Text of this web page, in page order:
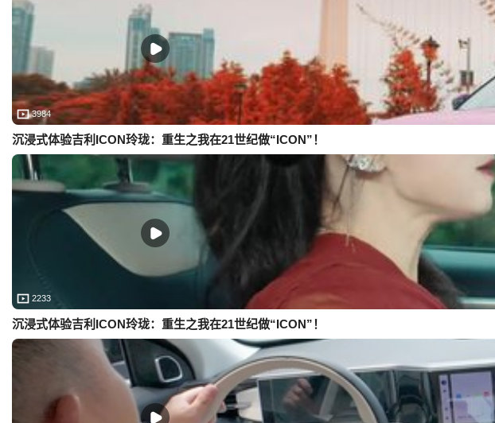
3984
沉浸式体验吉利ICON玲珑：重生之我在21世纪做“ICON”！
2233
沉浸式体验吉利ICON玲珑：重生之我在21世纪做“ICON”！